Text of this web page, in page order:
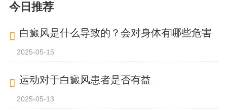
今日推荐
白癜风是什么导致的？会对身体有哪些危害
2025-05-15
运动对于白癜风患者是否有益
2025-05-13